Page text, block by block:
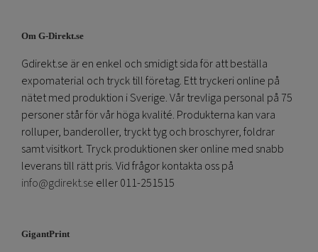
Om G-Direkt.se
Gdirekt.se är en enkel och smidigt sida för att beställa
expomaterial och tryck till företag. Ett tryckeri online på
nätet med produktion i Sverige. Vår trevliga personal på 75
personer står för vår höga kvalité. Produkterna kan vara
rolluper, banderoller, tryckt tyg och broschyrer, foldrar
samt visitkort. Tryck produktionen sker online med snabb
leverans till rätt pris. Vid frågor kontakta oss på
info@gdirekt.se eller 011-251515
GigantPrint